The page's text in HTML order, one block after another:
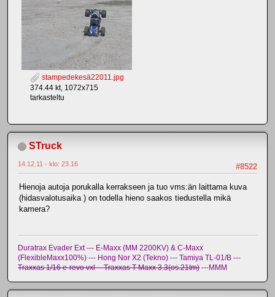
stampedekesä22011.jpg
374.44 kt, 1072x715
tarkasteltu
STruck
#8522
14.12.11 - klo: 23.16
Hienoja autoja porukalla kerrakseen ja tuo vms:än laittama kuva
(hidasvalotusaika ) on todella hieno saakos tiedustella mikä
kamera?
Duratrax Evader Ext --- E-Maxx (MM 2200KV) & C-Maxx
(FlexibleMaxx100%) --- Hong Nor X2 (Tekno) --- Tamiya TL-01/B ---
Traxxas 1/16 e-revo vxl -- Traxxas T-Maxx 3.3(os.21tm) ---MMM